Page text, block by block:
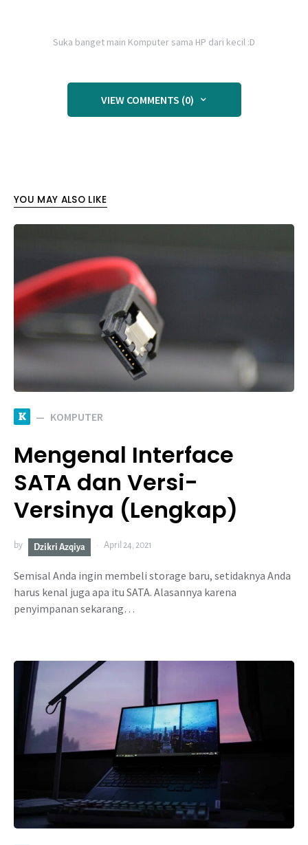
Suka banget main Komputer sama HP dari kecil :D
VIEW COMMENTS (0)
YOU MAY ALSO LIKE
K KOMPUTER
Mengenal Interface
SATA dan Versi-
Versinya (Lengkap)
by Dzikri Azqiya April 24, 2021
Semisal Anda ingin membeli storage baru, setidaknya Anda
harus kenal juga apa itu SATA. Alasannya karena
penyimpanan sekarang…